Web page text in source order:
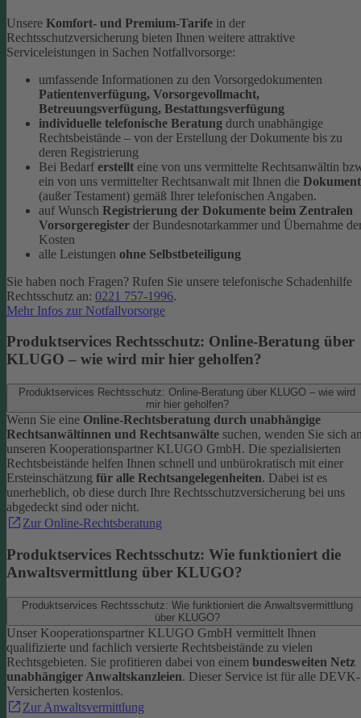
Unsere Komfort- und Premium-Tarife in der
Rechtsschutzversicherung bieten Ihnen weitere attraktive
Serviceleistungen in Sachen Notfallvorsorge:
umfassende Informationen zu den Vorsorgedokumenten
Patientenverfügung, Vorsorgevollmacht,
Betreuungsverfügung, Bestattungsverfügung
individuelle telefonische Beratung durch unabhängige
Rechtsbeistände – von der Erstellung der Dokumente bis zu
deren Registrierung
Bei Bedarf erstellt eine von uns vermittelte Rechtsanwältin
ein von uns vermittelter Rechtsanwalt mit Ihnen die
(außer Testament) gemäß Ihrer telefonischen Angaben.
auf Wunsch Registrierung der Dokumente beim Zentralen
Vorsorgeregister der Bundesnotarkammer und Übernahme
Kosten
alle Leistungen ohne Selbstbeteiligung
Sie haben noch Fragen? Rufen Sie unsere telefonische Schadenhilfe
Rechtsschutz an: 0221 757-1996.
Mehr Infos zur Notfallvorsorge
Produktservices Rechtsschutz: Online-Beratung über
KLUGO – wie wird mir hier geholfen?
Produktservices Rechtsschutz: Online-Beratung über KLUGO – wie wird
mir hier geholfen?
Wenn Sie eine Online-Rechtsberatung durch unabhängige
Rechtsanwältinnen und Rechtsanwälte suchen, wenden Sie sich
unseren Kooperationspartner KLUGO GmbH. Die spezialisierten
Rechtsbeistände helfen Ihnen schnell und unbürokratisch mit einer
Ersteinschätzung für alle Rechtsangelegenheiten. Dabei ist es
unerheblich, ob diese durch Ihre Rechtsschutzversicherung bei uns
abgedeckt sind oder nicht.
Zur Online-Rechtsberatung
Produktservices Rechtsschutz: Wie funktioniert die
Anwaltsvermittlung über KLUGO?
Produktservices Rechtsschutz: Wie funktioniert die Anwaltsvermittlung
über KLUGO?
Unser Kooperationspartner KLUGO GmbH vermittelt Ihnen
qualifizierte und fachlich versierte Rechtsbeistände zu vielen
Rechtsgebieten. Sie profitieren dabei von einem bundesweiten Netz
unabhängiger Anwaltskanzleien. Dieser Service ist für alle DEVK-
Versicherten kostenlos.
Zur Anwaltsvermittlung